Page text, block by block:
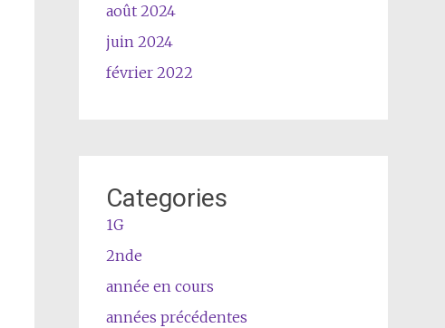
août 2024
juin 2024
février 2022
Categories
1G
2nde
année en cours
années précédentes